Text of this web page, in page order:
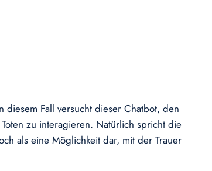
Fall versucht dieser Chatbot, den
zu interagieren. Natürlich spricht die
als eine Möglichkeit dar, mit der Trauer